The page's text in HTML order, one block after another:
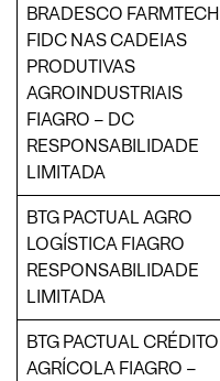
BRADESCO FARMTECH
FIDC NAS CADEIAS
PRODUTIVAS
AGROINDUSTRIAIS
FIAGRO – DC
RESPONSABILIDADE
LIMITADA
BTG PACTUAL AGRO
LOGÍSTICA FIAGRO
RESPONSABILIDADE
LIMITADA
BTG PACTUAL CRÉDITO
AGRÍCOLA FIAGRO –